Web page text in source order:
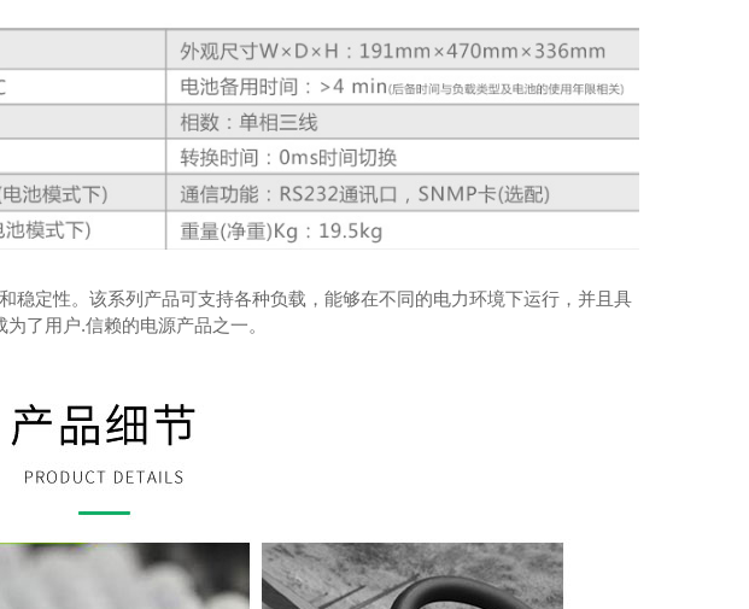
稳定性。该系列产品可支持各种负载，能够在不同的电力环境下运行，并且具
了用户.信赖的电源产品之一。